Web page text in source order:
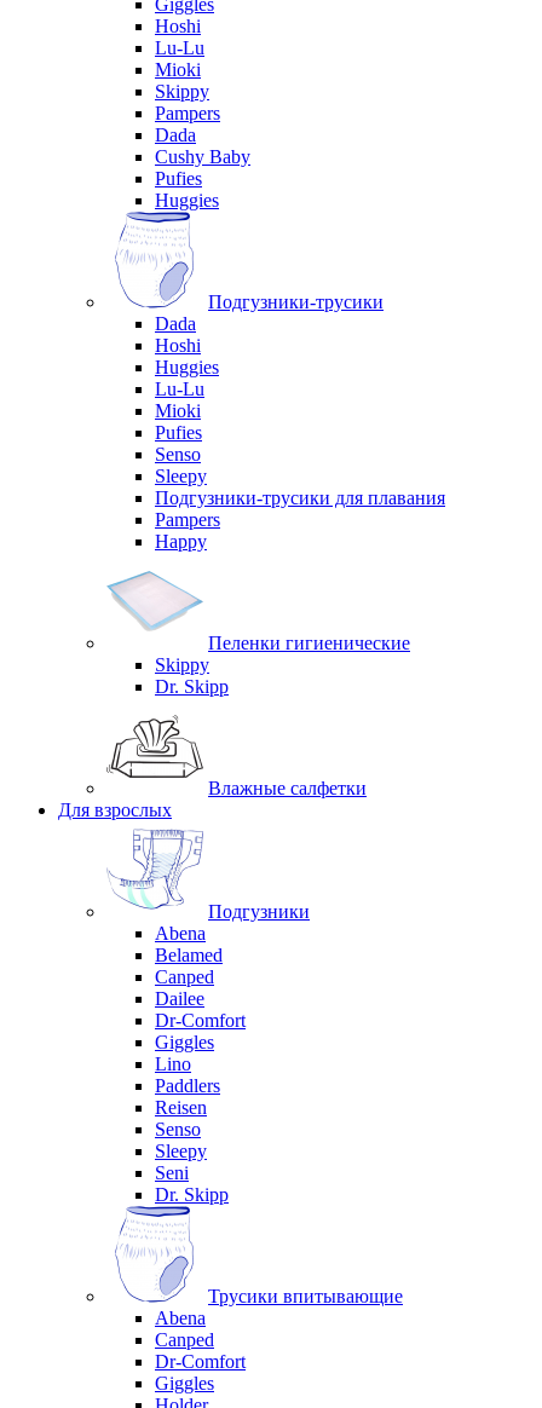
Giggles
Hoshi
Lu-Lu
Mioki
Skippy
Pampers
Dada
Cushy Baby
Pufies
Huggies
Подгузники-трусики
Dada
Hoshi
Huggies
Lu-Lu
Mioki
Pufies
Senso
Sleepy
Подгузники-трусики для плавания
Pampers
Happy
Пеленки гигиенические
Skippy
Dr. Skipp
Влажные салфетки
Для взрослых
Подгузники
Abena
Belamed
Canped
Dailee
Dr-Comfort
Giggles
Lino
Paddlers
Reisen
Senso
Sleepy
Seni
Dr. Skipp
Трусики впитывающие
Abena
Canped
Dr-Comfort
Giggles